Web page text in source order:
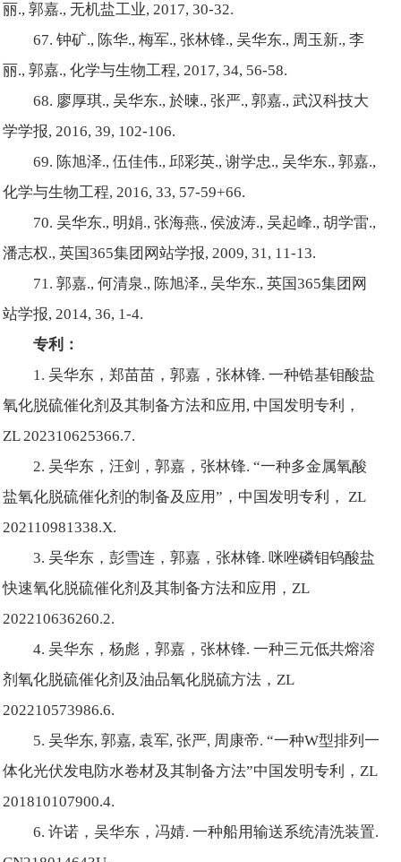
丽., 郭嘉., 无机盐工业, 2017, 30-32.
67. 钟矿., 陈华., 梅军., 张林锋., 吴华东., 周玉新., 李
丽., 郭嘉., 化学与生物工程, 2017, 34, 56-58.
68. 廖厚琪., 吴华东., 於暕., 张严., 郭嘉., 武汉科技大
学学报, 2016, 39, 102-106.
69. 陈旭泽., 伍佳伟., 邱彩英., 谢学忠., 吴华东., 郭嘉.,
化学与生物工程, 2016, 33, 57-59+66.
70. 吴华东., 明娟., 张海燕., 侯波涛., 吴起峰., 胡学雷.,
潘志权., 英国365集团网站学报, 2009, 31, 11-13.
71. 郭嘉., 何清泉., 陈旭泽., 吴华东., 英国365集团网
站学报, 2014, 36, 1-4.
专利：
1. 吴华东，郑苗苗，郭嘉，张林锋. 一种锆基钼酸盐
氧化脱硫催化剂及其制备方法和应用, 中国发明专利，
ZL 202310625366.7.
2. 吴华东，汪剑，郭嘉，张林锋. “一种多金属氧酸
盐氧化脱硫催化剂的制备及应用”，中国发明专利， ZL
202110981338.X.
3. 吴华东，彭雪连，郭嘉，张林锋. 咪唑磷钼钨酸盐
快速氧化脱硫催化剂及其制备方法和应用，ZL
202210636260.2.
4. 吴华东，杨彪，郭嘉，张林锋. 一种三元低共熔溶
剂氧化脱硫催化剂及油品氧化脱硫方法，ZL
202210573986.6.
5. 吴华东, 郭嘉, 袁军, 张严, 周康帝. “一种W型排列一
体化光伏发电防水卷材及其制备方法”中国发明专利，ZL
201810107900.4.
6. 许诺，吴华东，冯婧. 一种船用输送系统清洗装置.